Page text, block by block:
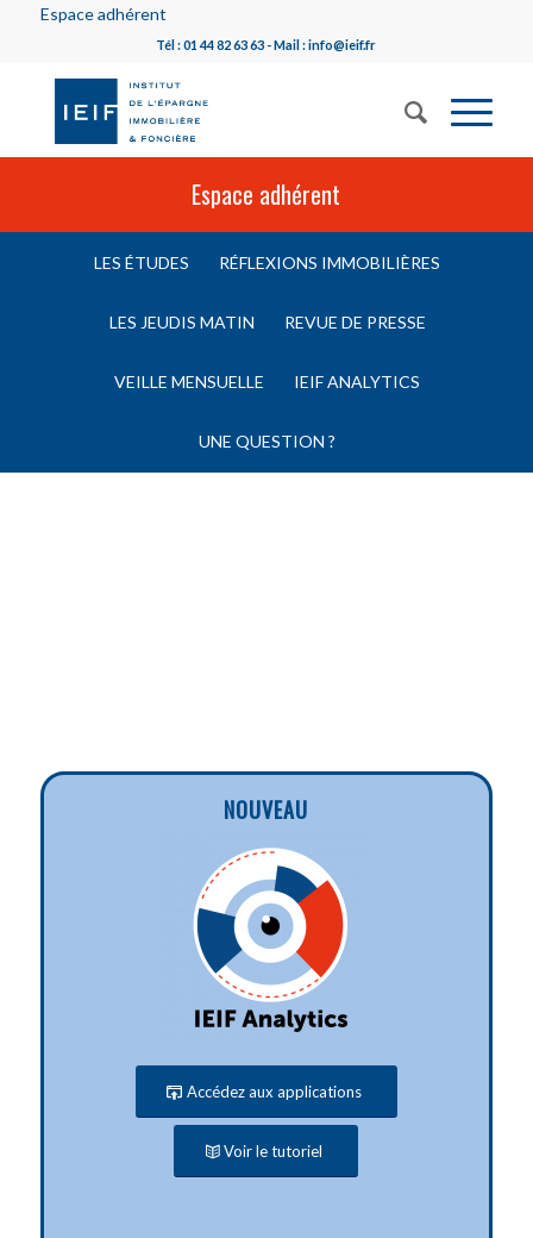
Espace adhérent
Tél : 01 44 82 63 63 - Mail : info@ieif.fr
Espace adhérent
LES ÉTUDES RÉFLEXIONS IMMOBILIÈRES
LES JEUDIS MATIN REVUE DE PRESSE
VEILLE MENSUELLE IEIF ANALYTICS
UNE QUESTION ?
NOUVEAU
Accédez aux applications
Voir le tutoriel